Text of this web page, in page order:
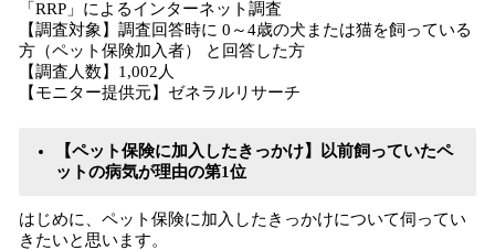
「RRP」によるインターネット調査
【調査対象】調査回答時に 0～4歳の犬または猫を飼っている
方（ペット保険加入者） と回答した方
【調査人数】1,002人
【モニター提供元】ゼネラルリサーチ
【ペット保険に加入したきっかけ】以前飼っていたペ
ットの病気が理由の第1位
はじめに、ペット保険に加入したきっかけについて伺ってい
きたいと思います。